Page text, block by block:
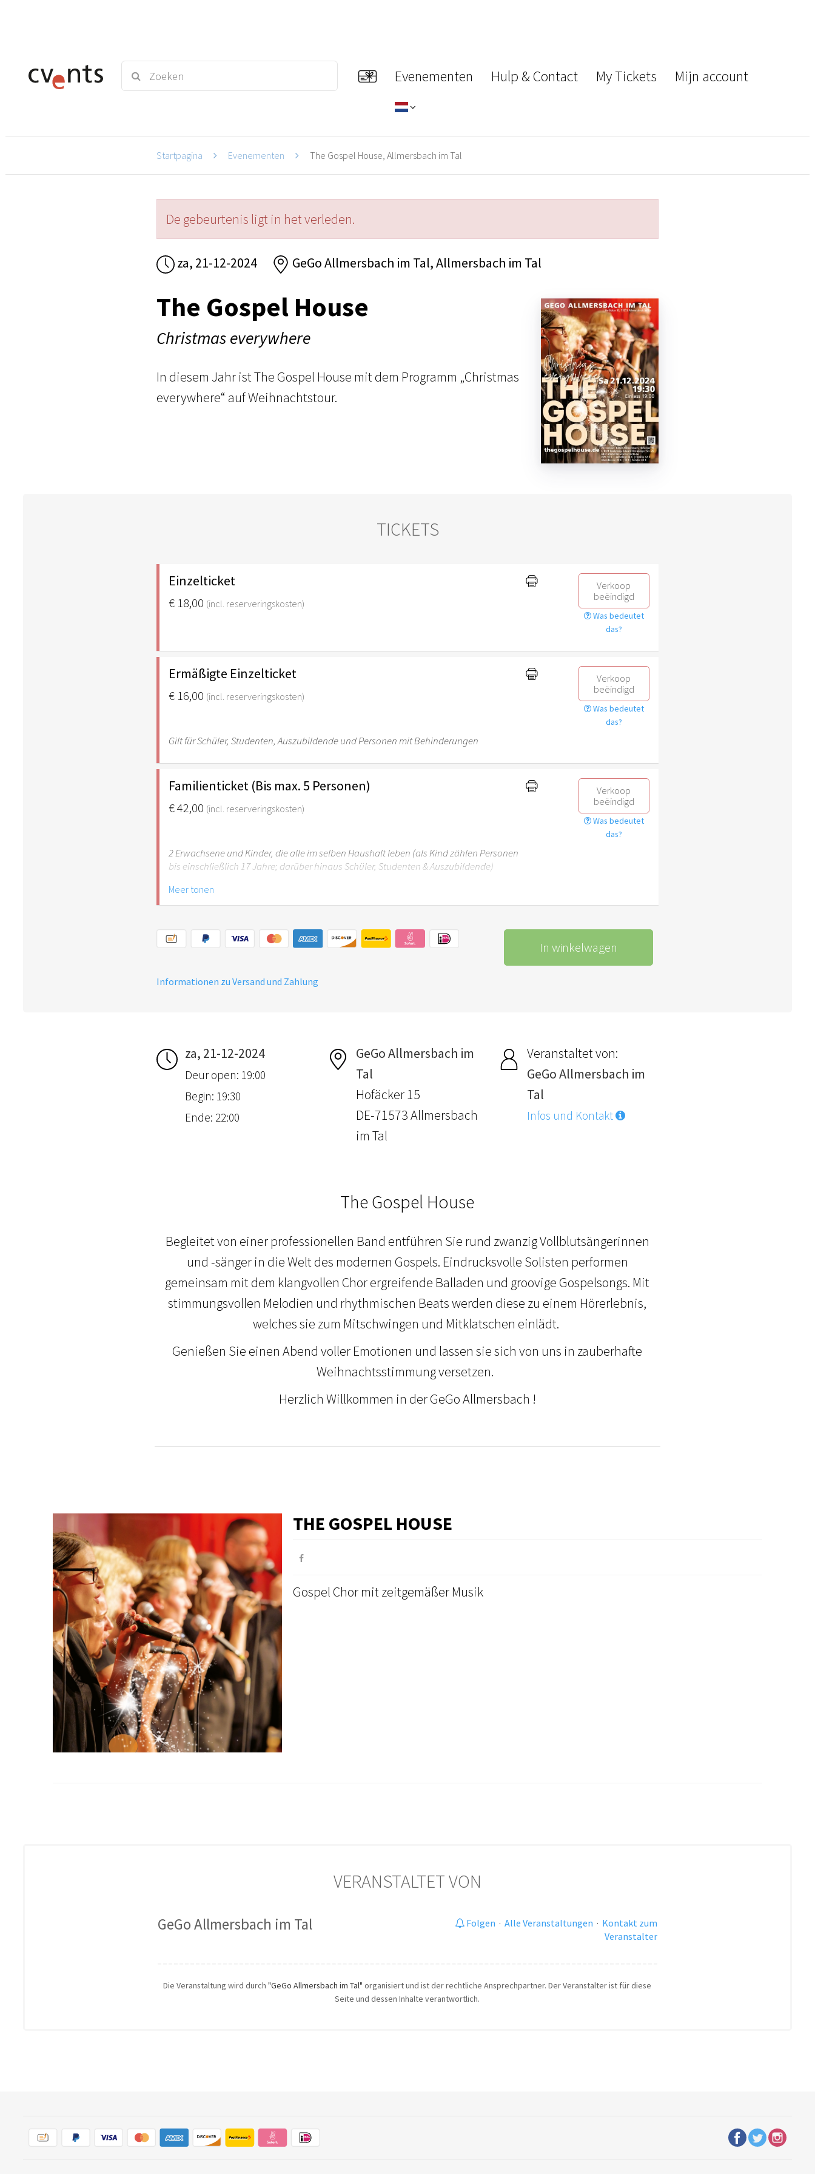
Evenementen Hulp & Contact My Tickets Mijn account
Startpagina Evenementen The Gospel House, Allmersbach im Tal
De gebeurtenis ligt in het verleden.
za, 21-12-2024 GeGo Allmersbach im Tal, Allmersbach im Tal
The Gospel House
Christmas everywhere
In diesem Jahr ist The Gospel House mit dem Programm „Christmas
everywhere“ auf Weihnachtstour.
TICKETS
Einzelticket
€ 18,00 (incl. reserveringskosten)
Verkoop
beëindigd
Was bedeutet
das?
Ermäßigte Einzelticket
€ 16,00 (incl. reserveringskosten)
Verkoop
beëindigd
Was bedeutet
das?
Gilt für Schüler, Studenten, Auszubildende und Personen mit Behinderungen
Familienticket (Bis max. 5 Personen)
€ 42,00 (incl. reserveringskosten)
Verkoop
beëindigd
Was bedeutet
das?
2 Erwachsene und Kinder, die alle im selben Haushalt leben (als Kind zählen Personen
bis einschließlich 17 Jahre; darüber hinaus Schüler, Studenten & Auszubildende)
Meer tonen
In winkelwagen
Informationen zu Versand und Zahlung
za, 21-12-2024
Deur open: 19:00
Begin: 19:30
Ende: 22:00
GeGo Allmersbach im
Tal
Hofäcker 15
DE-71573 Allmersbach
im Tal
Veranstaltet von:
GeGo Allmersbach im
Tal
Infos und Kontakt
The Gospel House
Begleitet von einer professionellen Band entführen Sie rund zwanzig Vollblutsängerinnen
und -sänger in die Welt des modernen Gospels. Eindrucksvolle Solisten performen
gemeinsam mit dem klangvollen Chor ergreifende Balladen und groovige Gospelsongs. Mit
stimmungsvollen Melodien und rhythmischen Beats werden diese zu einem Hörerlebnis,
welches sie zum Mitschwingen und Mitklatschen einlädt.
Genießen Sie einen Abend voller Emotionen und lassen sie sich von uns in zauberhafte
Weihnachtsstimmung versetzen.
Herzlich Willkommen in der GeGo Allmersbach !
THE GOSPEL HOUSE
Gospel Chor mit zeitgemäßer Musik
VERANSTALTET VON
GeGo Allmersbach im Tal Folgen · Alle Veranstaltungen · Kontakt zum
Veranstalter
Die Veranstaltung wird durch"GeGo Allmersbach im Tal" organisiert und ist der rechtliche Ansprechpartner. Der Veranstalter ist für diese
Seite und dessen Inhalte verantwortlich.